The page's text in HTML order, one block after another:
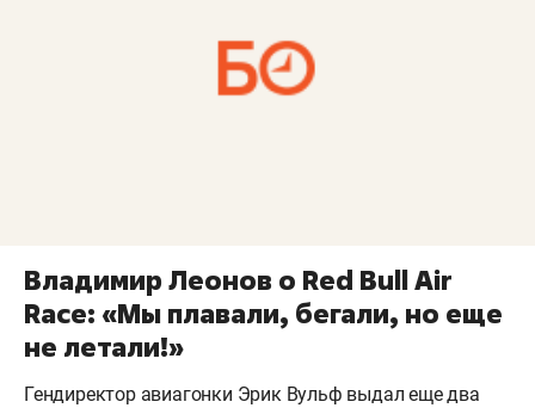
Владимир Леонов о Red Bull Air
Race: «Мы плавали, бегали, но еще
не летали!»
Гендиректор авиагонки Эрик Вульф выдал еще два